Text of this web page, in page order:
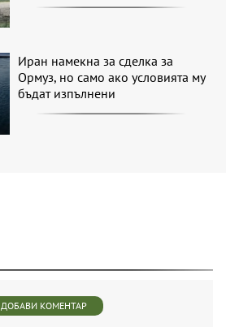
Иран намекна за сделка за
Ормуз, но само ако условията му
бъдат изпълнени
ДОБАВИ КОМЕНТАР